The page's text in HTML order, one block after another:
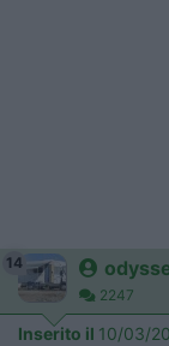
14
2247
Inserito il 10/03/